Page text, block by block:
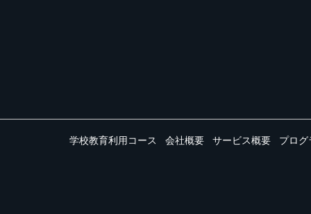
学校教育利用コース 会社概要 サービス概要 プログ